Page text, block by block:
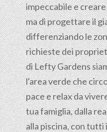
impeccabile e
ma di progettare il
differenziando le
richieste dei
di Lefty Gardens
l'area verde che
pace e relax da
tua famiglia, dalla
alla piscina, con tutti